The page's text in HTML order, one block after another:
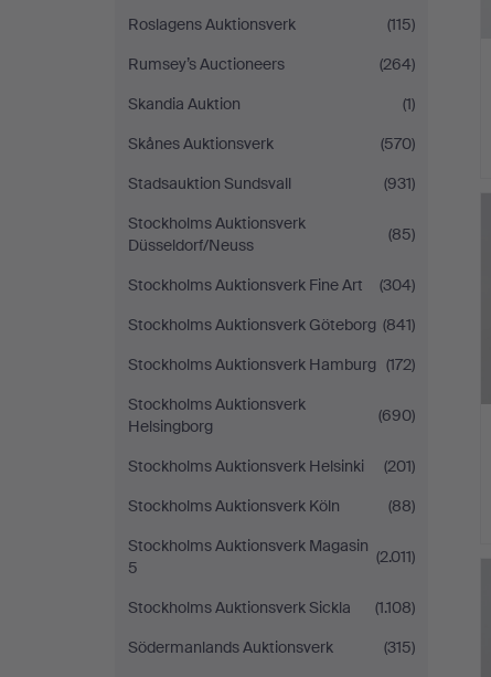
Roslagens Auktionsverk
(115)
Rumsey’s Auctioneers
(264)
Skandia Auktion
(1)
Skånes Auktionsverk
(570)
Stadsauktion Sundsvall
(931)
Stockholms Auktionsverk
Düsseldorf/Neuss
(85)
Stockholms Auktionsverk Fine Art
(304)
Stockholms Auktionsverk Göteborg (841)
Stockholms Auktionsverk Hamburg (172)
Stockholms Auktionsverk
Helsingborg
(690)
Stockholms Auktionsverk Helsinki
(201)
Stockholms Auktionsverk Köln
(88)
Stockholms Auktionsverk Magasin
5
(2.011)
Stockholms Auktionsverk Sickla
(1.108)
Södermanlands Auktionsverk
(315)